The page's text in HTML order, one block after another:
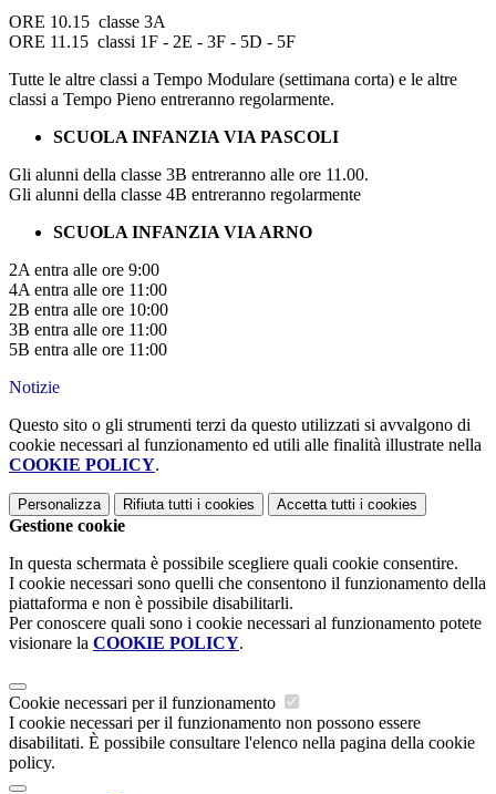
ORE 10.15 classe 3A
ORE 11.15 classi 1F - 2E - 3F - 5D - 5F
Tutte le altre classi a Tempo Modulare (settimana corta) e le altre
classi a Tempo Pieno entreranno regolarmente.
SCUOLA INFANZIA VIA PASCOLI
Gli alunni della classe 3B entreranno alle ore 11.00.
Gli alunni della classe 4B entreranno regolarmente
SCUOLA INFANZIA VIA ARNO
2A entra alle ore 9:00
4A entra alle ore 11:00
2B entra alle ore 10:00
3B entra alle ore 11:00
5B entra alle ore 11:00
Notizie
Questo sito o gli strumenti terzi da questo utilizzati si avvalgono di
cookie necessari al funzionamento ed utili alle finalità illustrate nella
COOKIE POLICY.
Personalizza Rifiuta tutti i cookies Accetta tutti i cookies
Gestione cookie
In questa schermata è possibile scegliere quali cookie consentire.
I cookie necessari sono quelli che consentono il funzionamento della
piattaforma e non è possibile disabilitarli.
Per conoscere quali sono i cookie necessari al funzionamento potete
visionare la COOKIE POLICY.
Cookie necessari per il funzionamento
I cookie necessari per il funzionamento non possono essere
disabilitati. È possibile consultare l'elenco nella pagina della cookie
policy.